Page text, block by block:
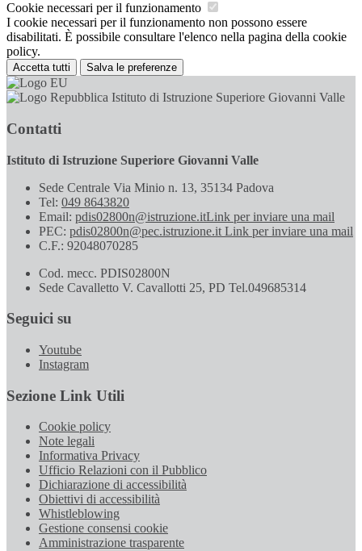
Cookie necessari per il funzionamento
I cookie necessari per il funzionamento non possono essere
disabilitati. È possibile consultare l'elenco nella pagina della cookie
policy.
Accetta tutti Salva le preferenze
Istituto di Istruzione Superiore Giovanni Valle
Contatti
Istituto di Istruzione Superiore Giovanni Valle
Sede Centrale Via Minio n. 13, 35134 Padova
Tel: 049 8643820
Email: pdis02800n@istruzione.itLink per inviare una mail
PEC: pdis02800n@pec.istruzione.it Link per inviare una mail
C.F.: 92048070285
Cod. mecc. PDIS02800N
Sede Cavalletto V. Cavallotti 25, PD Tel.049685314
Seguici su
Youtube
Instagram
Sezione Link Utili
Cookie policy
Note legali
Informativa Privacy
Ufficio Relazioni con il Pubblico
Dichiarazione di accessibilità
Obiettivi di accessibilità
Whistleblowing
Gestione consensi cookie
Amministrazione trasparente